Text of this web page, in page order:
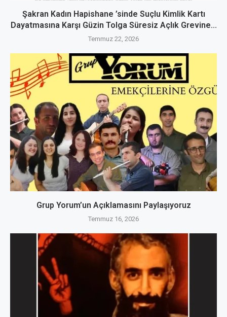
Şakran Kadın Hapishane ’sinde Suçlu Kimlik Kartı
Dayatmasına Karşı Güzin Tolga Süresiz Açlık Grevine...
Temmuz 22, 2026
Grup Yorum’un Açıklamasını Paylaşıyoruz
Temmuz 16, 2026